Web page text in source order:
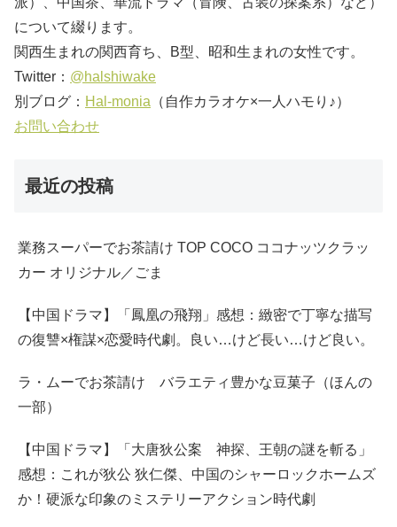
について綴ります。
関西生まれの関西育ち、B型、昭和生まれの女性です。
Twitter： @halshiwake
別ブログ： Hal-monia （自作カラオケ×一人ハモり♪）
お問い合わせ
最近の投稿
業務スーパーでお茶請け TOP COCO ココナッツクラッ
カー オリジナル／ごま
【中国ドラマ】「鳳凰の飛翔」感想：緻密で丁寧な描写
の復讐×権謀×恋愛時代劇。良い…けど長い…けど良い。
ラ・ムーでお茶請け バラエティ豊かな豆菓子（ほんの
一部）
【中国ドラマ】「大唐狄公案 神探、王朝の謎を斬る」
感想：これが狄公 狄仁傑、中国のシャーロックホームズ
か！硬派な印象のミステリーアクション時代劇